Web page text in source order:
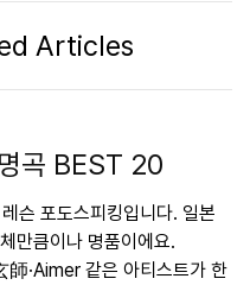
Articles
곡 BEST 20
슨 포도스피킹입니다. 일본
만큼이나 명품이에요.
·Aimer 같은 아티스트가 한